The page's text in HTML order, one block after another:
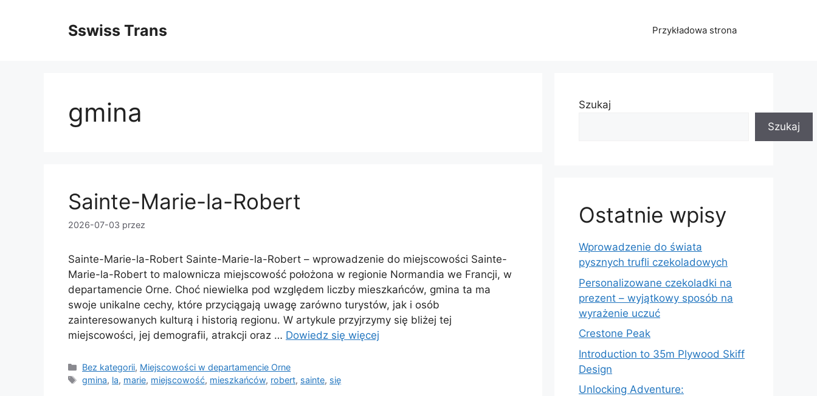
Sswiss Trans Przykładowa strona
gmina
Sainte-Marie-la-Robert
2026-07-03 przez
Sainte-Marie-la-Robert Sainte-Marie-la-Robert – wprowadzenie do miejscowości Sainte-
Marie-la-Robert to malownicza miejscowość położona w regionie Normandia we Francji, w
departamencie Orne. Choć niewielka pod względem liczby mieszkańców, gmina ta ma
swoje unikalne cechy, które przyciągają uwagę zarówno turystów, jak i osób
zainteresowanych kulturą i historią regionu. W artykule przyjrzymy się bliżej tej
miejscowości, jej demografii, atrakcji oraz … Dowiedz się więcej
Kategorie
Bez kategorii, Miejscowości w departamencie Orne
Tagi
gmina, la, marie, miejscowość, mieszkańców, robert, sainte, się
Szukaj
Szukaj
Ostatnie wpisy
Wprowadzenie do świata
pysznych trufli czekoladowych
Personalizowane czekoladki na
prezent – wyjątkowy sposób na
wyrażenie uczuć
Crestone Peak
Introduction to 35m Plywood Skiff
Design
Unlocking Adventure: